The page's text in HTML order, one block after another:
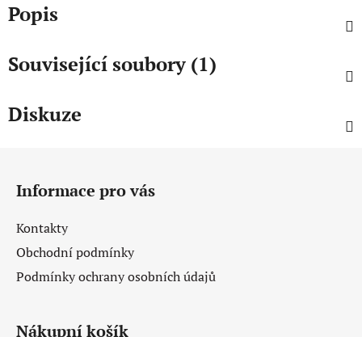
Popis
Související soubory (1)
Diskuze
Informace pro vás
Kontakty
Obchodní podmínky
Podmínky ochrany osobních údajů
Nákupní košík